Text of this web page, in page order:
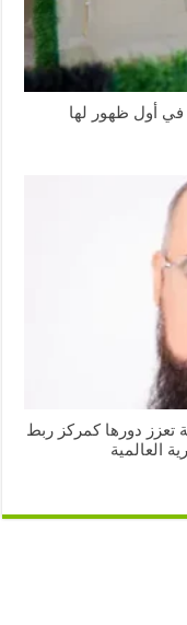
بأكثر من 120 صقرًا في أول ظهور لها
تعزز دورها كمركز ربط
العالمية